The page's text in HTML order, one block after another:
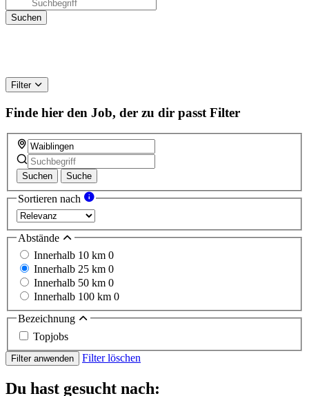
Filter
Finde hier den Job, der zu dir passt Filter
Suchen Suche
Sortieren nach
Abstände
Innerhalb 10 km 0
Innerhalb 25 km 0
Innerhalb 50 km 0
Innerhalb 100 km 0
Bezeichnung
Topjobs
Filter anwenden Filter löschen
Du hast gesucht nach: